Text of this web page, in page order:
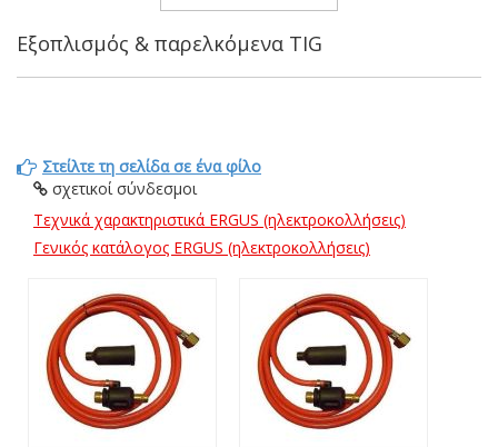
Εξοπλισμός & παρελκόμενα TIG
Στείλτε τη σελίδα σε ένα φίλο
σχετικοί σύνδεσμοι
Τεχνικά χαρακτηριστικά ERGUS (ηλεκτροκολλήσεις)
Γενικός κατάλογος ERGUS (ηλεκτροκολλήσεις)